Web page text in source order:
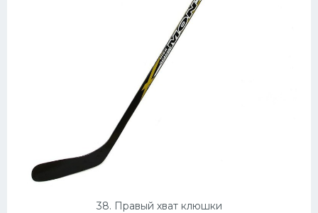
38. Правый хват клюшки